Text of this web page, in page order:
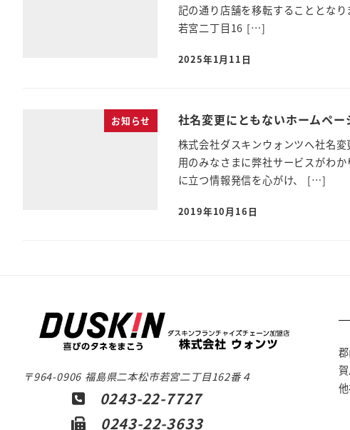
記の通り店舗を移転することとな
若宮二丁目16 […]
2025年1月11日
お知らせ 社名変更にともないホームペ
株式会社ダスキンウォンツへ社名
用のみなさまに弊社サービスがわ
に立つ情報発信を心がけ、 […]
2019年10月16日
〒964-0906 福島県二本松市若宮二丁目162番４
0243-22-7727
0243-22-3633